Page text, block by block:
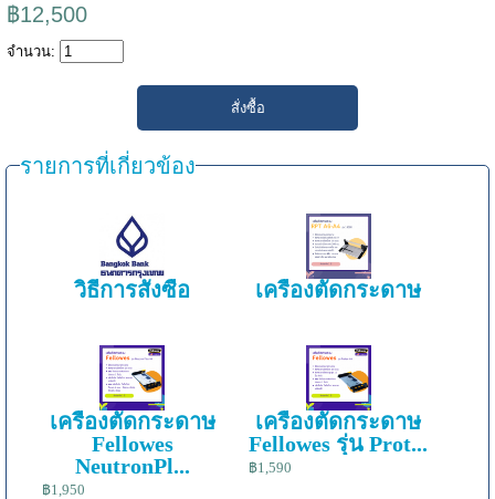
฿12,500
จำนวน:
รายการที่เกี่ยวข้อง
วิธีการสั่งซื้อ เครื่องตัดกระดาษ
เครื่องตัดกระดาษ
Fellowes
NeutronPl...
฿1,950
เครื่องตัดกระดาษ
Fellowes รุ่น Prot...
฿1,590